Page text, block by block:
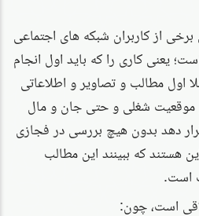
از کاربران شبکه های اجتماعی
یعنی کاری را که باید اول انجام
اول مطالب و تصاویر و اطلاعاتی
موقعیت شغلی و حتی جان و مال
دهد بدون هیچ بررسی در فجازی
هستند که ببینند این مطالب
است.
است، چون: